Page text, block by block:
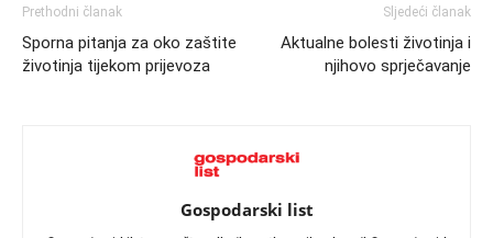
Prethodni članak
Sporna pitanja za oko zaštite
životinja tijekom prijevoza
Sljedeći članak
Aktualne bolesti životinja i
njihovo sprječavanje
Gospodarski list